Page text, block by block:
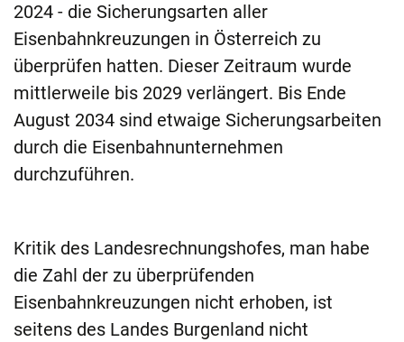
2024 - die Sicherungsarten aller
Eisenbahnkreuzungen in Österreich zu
überprüfen hatten. Dieser Zeitraum wurde
mittlerweile bis 2029 verlängert. Bis Ende
August 2034 sind etwaige Sicherungsarbeiten
durch die Eisenbahnunternehmen
durchzuführen.
Kritik des Landesrechnungshofes, man habe
die Zahl der zu überprüfenden
Eisenbahnkreuzungen nicht erhoben, ist
seitens des Landes Burgenland nicht